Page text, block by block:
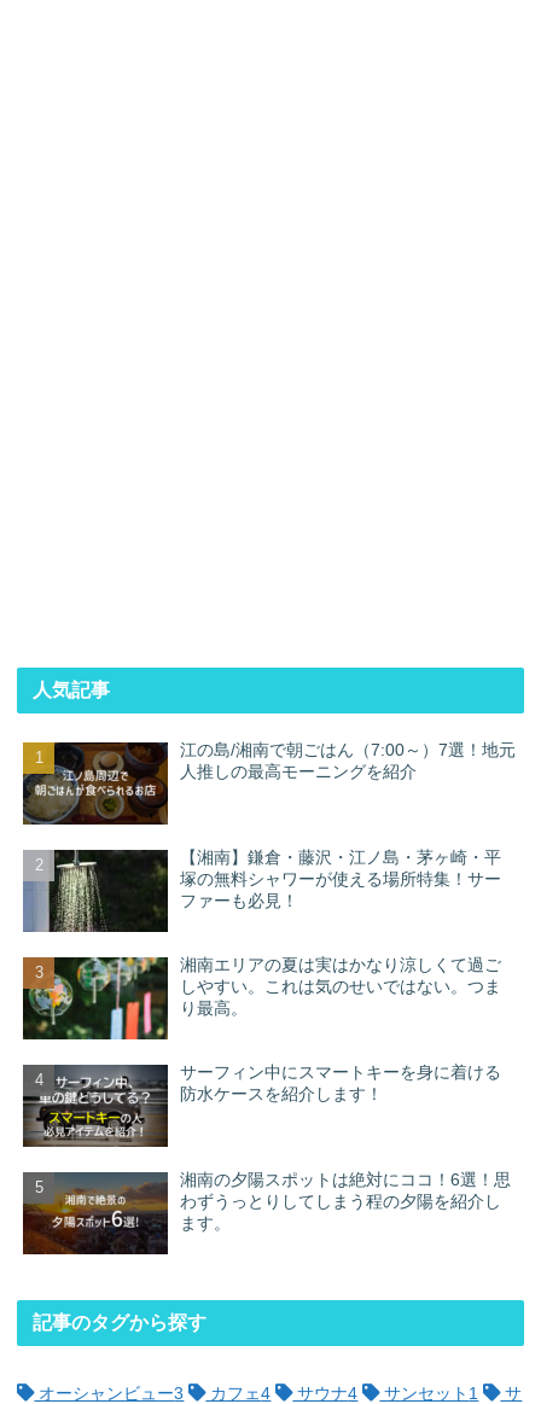
人気記事
江の島/湘南で朝ごはん（7:00～）7選！地元
人推しの最高モーニングを紹介
【湘南】鎌倉・藤沢・江ノ島・茅ヶ崎・平
塚の無料シャワーが使える場所特集！サー
ファーも必見！
湘南エリアの夏は実はかなり涼しくて過ご
しやすい。これは気のせいではない。つま
り最高。
サーフィン中にスマートキーを身に着ける
防水ケースを紹介します！
湘南の夕陽スポットは絶対にココ！6選！思
わずうっとりしてしまう程の夕陽を紹介し
ます。
記事のタグから探す
オーシャンビュー3 カフェ4 サウナ4 サンセット 1
サ